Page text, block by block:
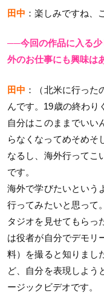
田中 ：楽しみですね、
──今回の作品に入る少
外のお仕事にも興味は
田中 ：（北米に行っ
んです。19歳の終わり
自分はこのままでいい
らなくなってめそめそ
なるし、海外行ってこ
です。
海外で学びたいという
行ってみたいと思って
タジオを見せてもらっ
は役者が自分でデモリ
料）を撮ると知りまし
ど、自分を表現しよう
ージックビデオです。